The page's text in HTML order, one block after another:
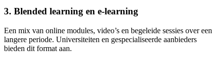
3. Blended learning en e-learning
Een mix van online modules, video’s en begeleide sessies over een
langere periode. Universiteiten en gespecialiseerde aanbieders
bieden dit format aan.